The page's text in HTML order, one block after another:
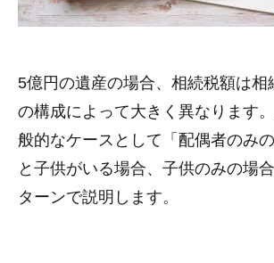
5億円の遺産の場合、相続税額は相
の構成によって大きく異なります
般的なケースとして「配偶者のみ
と子供がいる場合、子供のみの場
ターンで説明します。